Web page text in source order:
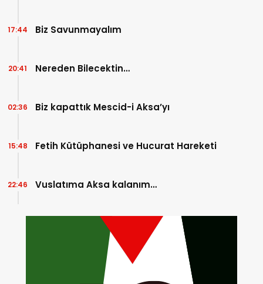
Biz Savunmayalım
17:44
Nereden Bilecektin…
20:41
Biz kapattık Mescid-i Aksa’yı
02:36
Fetih Kütüphanesi ve Hucurat Hareketi
15:48
Vuslatıma Aksa kalanım…
22:46